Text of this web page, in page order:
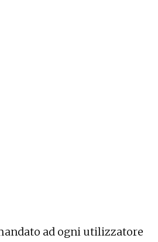
ad ogni utilizzatore